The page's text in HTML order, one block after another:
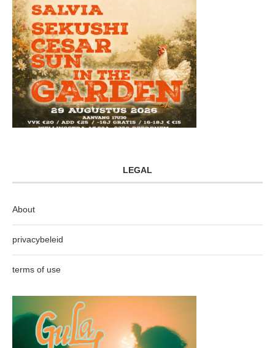
LEGAL
About
privacybeleid
terms of use